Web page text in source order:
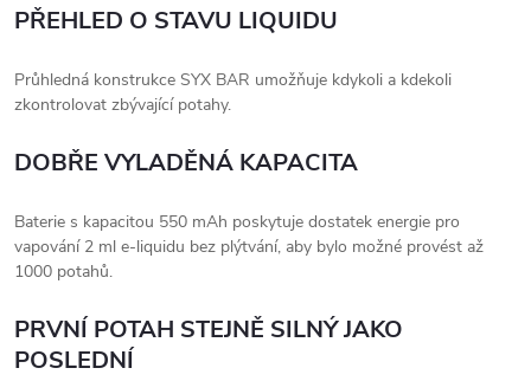
PŘEHLED O STAVU LIQUIDU
Průhledná konstrukce SYX BAR umožňuje kdykoli a kdekoli
zkontrolovat zbývající potahy.
DOBŘE VYLADĚNÁ KAPACITA
Baterie s kapacitou 550 mAh poskytuje dostatek energie pro
vapování 2 ml e-liquidu bez plýtvání, aby bylo možné provést až
1000 potahů.
PRVNÍ POTAH STEJNĚ SILNÝ JAKO
POSLEDNÍ